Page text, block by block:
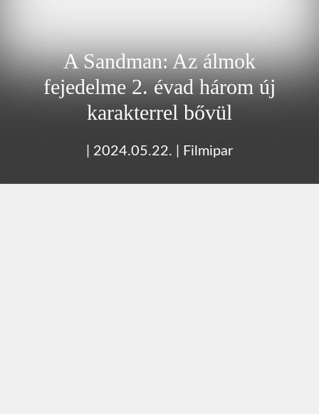
A Sandman: Az álmok
fejedelme 2. évad három új
karakterrel bővül
2024.05.22. Filmipar